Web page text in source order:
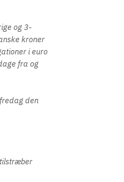
og 3-
kroner
i euro
fra og
den